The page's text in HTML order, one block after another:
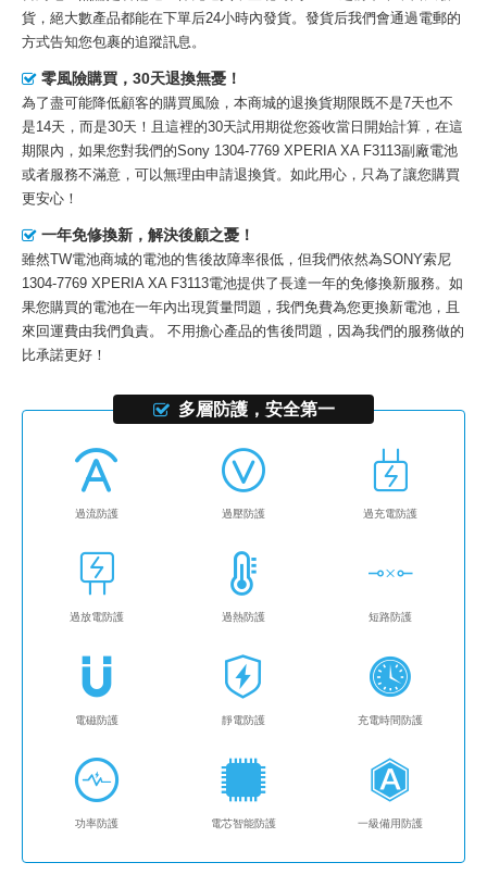
貨，絕大數產品都能在下單后24小時內發貨。發貨后我們會通過電郵的
方式告知您包裹的追蹤訊息。
零風險購買，30天退換無憂！
為了盡可能降低顧客的購買風險，本商城的退換貨期限既不是7天也不
是14天，而是30天！且這裡的30天試用期從您簽收當日開始計算，在這
期限內，如果您對我們的Sony 1304-7769 XPERIA XA F3113副廠電池
或者服務不滿意，可以無理由申請退換貨。如此用心，只為了讓您購買
更安心！
一年免修換新，解決後顧之憂！
雖然TW電池商城的電池的售後故障率很低，但我們依然為SONY索尼
1304-7769 XPERIA XA F3113電池提供了長達一年的免修換新服務。如
果您購買的電池在一年內出現質量問題，我們免費為您更換新電池，且
來回運費由我們負責。 不用擔心產品的售後問題，因為我們的服務做的
比承諾更好！
多層防護，安全第一
過流防護 過壓防護 過充電防護
過放電防護 過熱防護 短路防護
電磁防護 靜電防護 充電時間防護
功率防護 電芯智能防護 一級備用防護